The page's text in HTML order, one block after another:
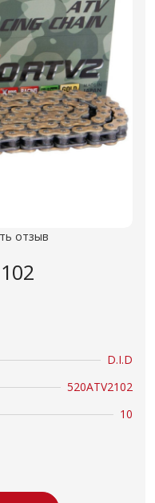
отзыв
D.I.D
520ATV2102
10